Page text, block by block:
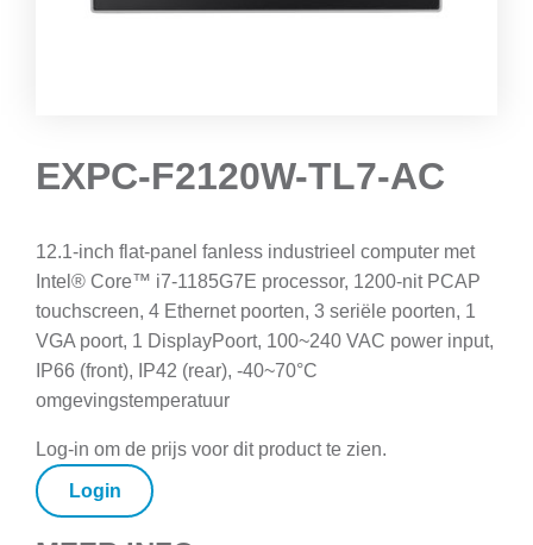
EXPC-F2120W-TL7-AC
12.1-inch flat-panel fanless industrieel computer met
Intel® Core™ i7-1185G7E processor, 1200-nit PCAP
touchscreen, 4 Ethernet poorten, 3 seriële poorten, 1
VGA poort, 1 DisplayPoort, 100~240 VAC power input,
IP66 (front), IP42 (rear), -40~70°C
omgevingstemperatuur
Log-in om de prijs voor dit product te zien.
Login